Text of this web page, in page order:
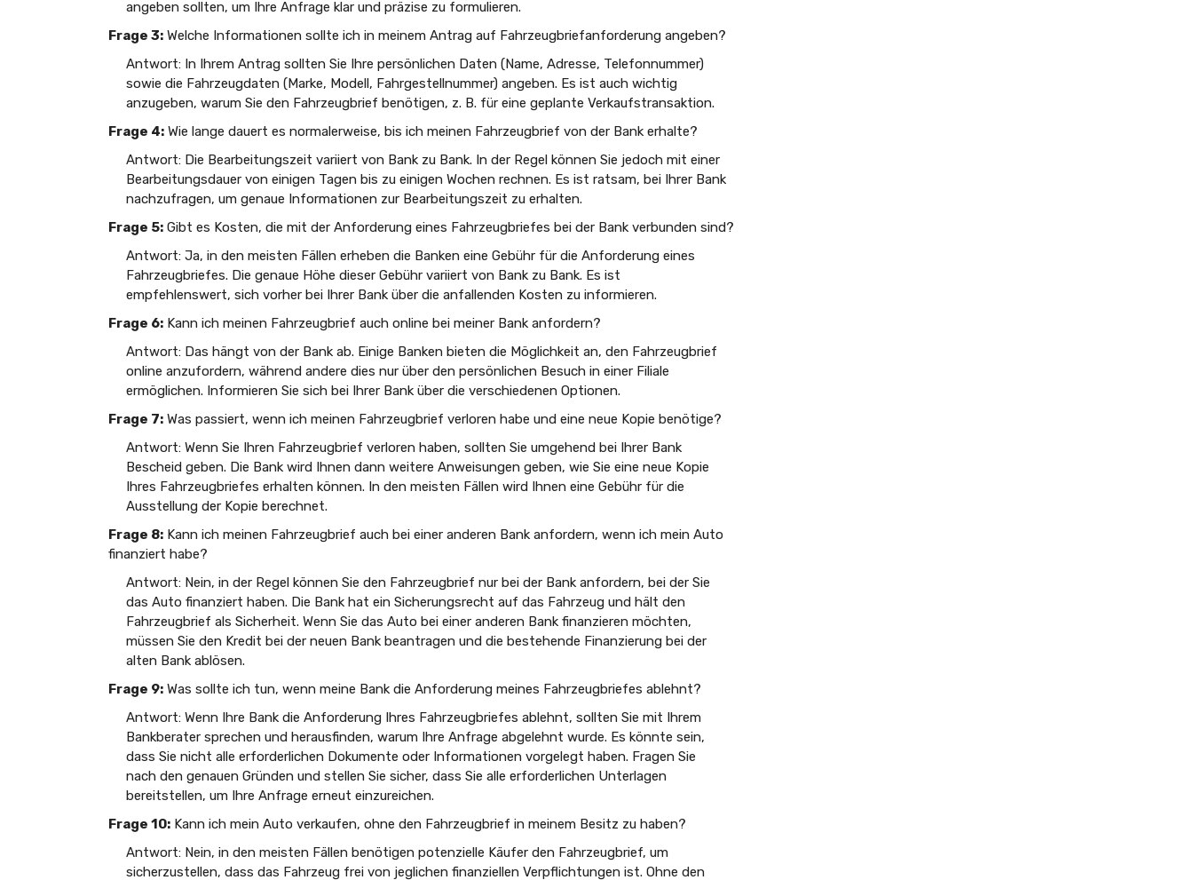
angeben sollten, um Ihre Anfrage klar und präzise zu formulieren.
Frage 3: Welche Informationen sollte ich in meinem Antrag auf Fahrzeugbriefanforderung angeben?
Antwort: In Ihrem Antrag sollten Sie Ihre persönlichen Daten (Name, Adresse, Telefonnummer)
sowie die Fahrzeugdaten (Marke, Modell, Fahrgestellnummer) angeben. Es ist auch wichtig
anzugeben, warum Sie den Fahrzeugbrief benötigen, z. B. für eine geplante Verkaufstransaktion.
Frage 4: Wie lange dauert es normalerweise, bis ich meinen Fahrzeugbrief von der Bank erhalte?
Antwort: Die Bearbeitungszeit variiert von Bank zu Bank. In der Regel können Sie jedoch mit einer
Bearbeitungsdauer von einigen Tagen bis zu einigen Wochen rechnen. Es ist ratsam, bei Ihrer Bank
nachzufragen, um genaue Informationen zur Bearbeitungszeit zu erhalten.
Frage 5: Gibt es Kosten, die mit der Anforderung eines Fahrzeugbriefes bei der Bank verbunden sind?
Antwort: Ja, in den meisten Fällen erheben die Banken eine Gebühr für die Anforderung eines
Fahrzeugbriefes. Die genaue Höhe dieser Gebühr variiert von Bank zu Bank. Es ist
empfehlenswert, sich vorher bei Ihrer Bank über die anfallenden Kosten zu informieren.
Frage 6: Kann ich meinen Fahrzeugbrief auch online bei meiner Bank anfordern?
Antwort: Das hängt von der Bank ab. Einige Banken bieten die Möglichkeit an, den Fahrzeugbrief
online anzufordern, während andere dies nur über den persönlichen Besuch in einer Filiale
ermöglichen. Informieren Sie sich bei Ihrer Bank über die verschiedenen Optionen.
Frage 7: Was passiert, wenn ich meinen Fahrzeugbrief verloren habe und eine neue Kopie benötige?
Antwort: Wenn Sie Ihren Fahrzeugbrief verloren haben, sollten Sie umgehend bei Ihrer Bank
Bescheid geben. Die Bank wird Ihnen dann weitere Anweisungen geben, wie Sie eine neue Kopie
Ihres Fahrzeugbriefes erhalten können. In den meisten Fällen wird Ihnen eine Gebühr für die
Ausstellung der Kopie berechnet.
Frage 8: Kann ich meinen Fahrzeugbrief auch bei einer anderen Bank anfordern, wenn ich mein Auto
finanziert habe?
Antwort: Nein, in der Regel können Sie den Fahrzeugbrief nur bei der Bank anfordern, bei der Sie
das Auto finanziert haben. Die Bank hat ein Sicherungsrecht auf das Fahrzeug und hält den
Fahrzeugbrief als Sicherheit. Wenn Sie das Auto bei einer anderen Bank finanzieren möchten,
müssen Sie den Kredit bei der neuen Bank beantragen und die bestehende Finanzierung bei der
alten Bank ablösen.
Frage 9: Was sollte ich tun, wenn meine Bank die Anforderung meines Fahrzeugbriefes ablehnt?
Antwort: Wenn Ihre Bank die Anforderung Ihres Fahrzeugbriefes ablehnt, sollten Sie mit Ihrem
Bankberater sprechen und herausfinden, warum Ihre Anfrage abgelehnt wurde. Es könnte sein,
dass Sie nicht alle erforderlichen Dokumente oder Informationen vorgelegt haben. Fragen Sie
nach den genauen Gründen und stellen Sie sicher, dass Sie alle erforderlichen Unterlagen
bereitstellen, um Ihre Anfrage erneut einzureichen.
Frage 10: Kann ich mein Auto verkaufen, ohne den Fahrzeugbrief in meinem Besitz zu haben?
Antwort: Nein, in den meisten Fällen benötigen potenzielle Käufer den Fahrzeugbrief, um
sicherzustellen, dass das Fahrzeug frei von jeglichen finanziellen Verpflichtungen ist. Ohne den